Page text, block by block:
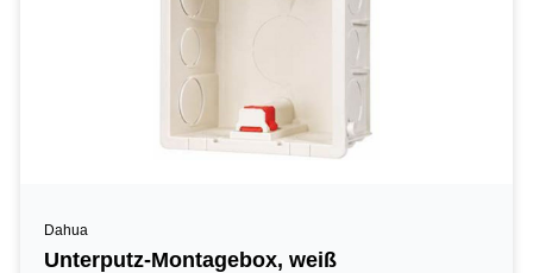
Dahua
Unterputz-Montagebox, weiß